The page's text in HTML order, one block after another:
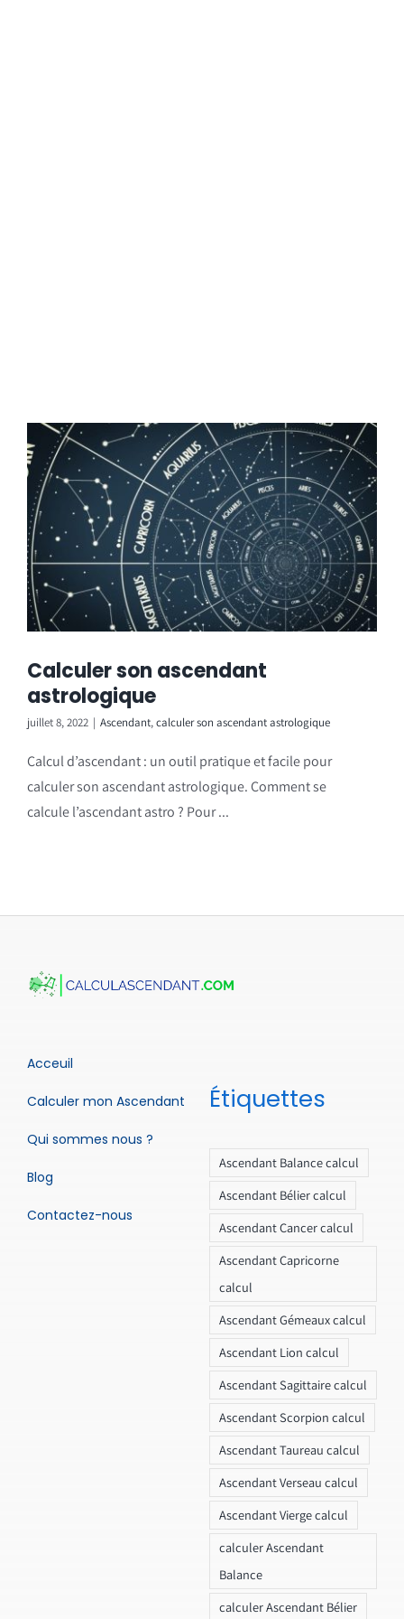
Calculer son ascendant
astrologique
juillet 8, 2022 | Ascendant,calculer son ascendant astrologique
Calcul d’ascendant : un outil pratique et facile pour
calculer son ascendant astrologique. Comment se
calcule l’ascendant astro ? Pour ...
Acceuil
Calculer mon Ascendant
Qui sommes nous ?
Blog
Contactez-nous
Étiquettes
Ascendant Balance calcul
Ascendant Bélier calcul
Ascendant Cancer calcul
Ascendant Capricorne
calcul
Ascendant Gémeaux calcul
Ascendant Lion calcul
Ascendant Sagittaire calcul
Ascendant Scorpion calcul
Ascendant Taureau calcul
Ascendant Verseau calcul
Ascendant Vierge calcul
calculer Ascendant
Balance
calculer Ascendant Bélier